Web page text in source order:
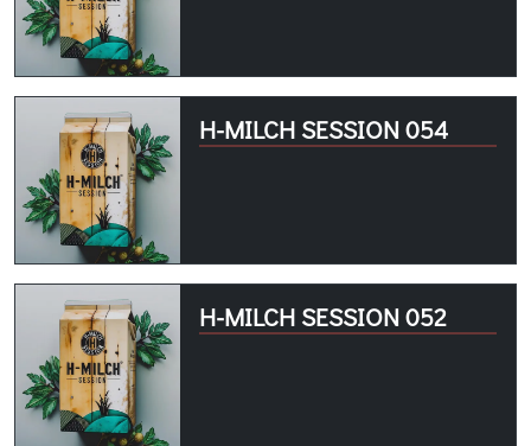
H-MILCH SESSION 054
H-MILCH SESSION 052